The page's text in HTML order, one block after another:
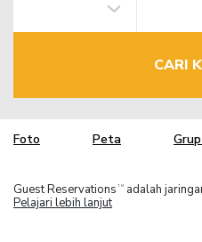
CARI
Foto Peta
Guest Reservations TM
adalah
Pelajari lebih lanjut